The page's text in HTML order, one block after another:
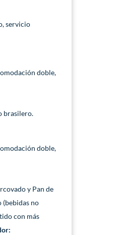
servicio
doble,
brasilero.
doble,
y Pan de
(bebidas no
con más